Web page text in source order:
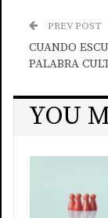
PREV POST
CUANDO
PALABRA
YOU